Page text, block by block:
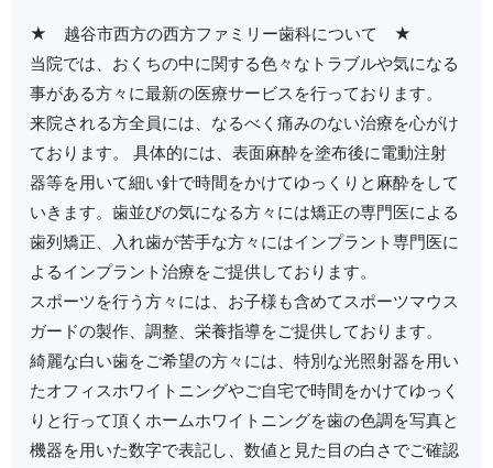
★ 越谷市西方の西方ファミリー歯科について ★
当院では、おくちの中に関する色々なトラブルや気になる
事がある方々に最新の医療サービスを行っております。
来院される方全員には、なるべく痛みのない治療を心がけ
ております。 具体的には、表面麻酔を塗布後に電動注射
器等を用いて細い針で時間をかけてゆっくりと麻酔をして
いきます。歯並びの気になる方々には矯正の専門医による
歯列矯正、入れ歯が苦手な方々にはインプラント専門医に
よるインプラント治療をご提供しております。
スポーツを行う方々には、お子様も含めてスポーツマウス
ガードの製作、調整、栄養指導をご提供しております。
綺麗な白い歯をご希望の方々には、特別な光照射器を用い
たオフィスホワイトニングやご自宅で時間をかけてゆっく
りと行って頂くホームホワイトニングを歯の色調を写真と
機器を用いた数字で表記し、数値と見た目の白さでご確認